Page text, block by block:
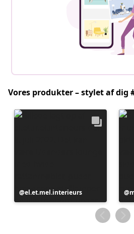
Vores produkter – stylet af dig
Opslag
offentliggjort
el.et.mel.interieurs
af